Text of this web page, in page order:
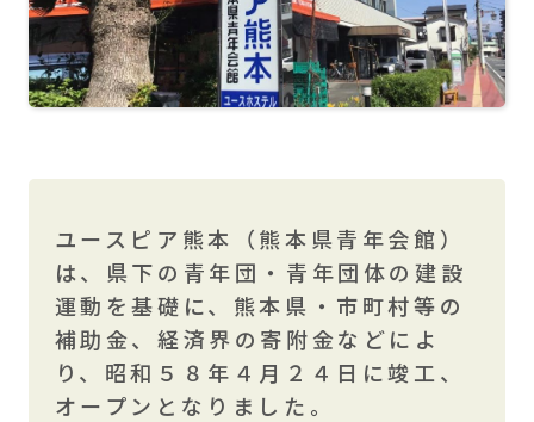
一般・合宿プランの
ユースピア熊本（熊本県青年会館）
は、県下の青年団・青年団体の建設
運動を基礎に、熊本県・市町村等の
補助金、経済界の寄附金などによ
り、昭和５８年４月２４日に竣工、
オープンとなりました。